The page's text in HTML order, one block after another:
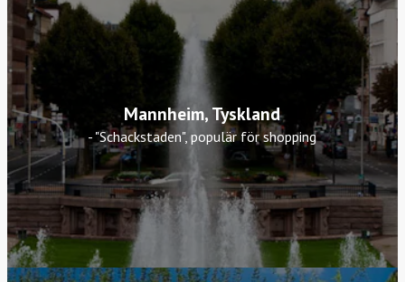
Mannheim, Tyskland
- "Schackstaden", populär för shopping